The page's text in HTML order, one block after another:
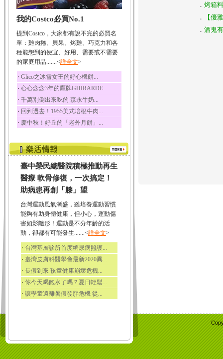
椰子
椰子含有糖類、脂肪、
荔枝
荔枝性質溫和所含的營
養素有醣類、檸檬酸...
五味子
五味子性質溫熱所含營
養成分有揮發油、檸...
草魚
草魚含有維生素A、維生
素C、及豐富的蛋白...
我的Costco必買No.1
提到Costco，大家都有說不完的必買名
單：雞肉捲、貝果、烤雞、巧克力和各
種能想到的便宜、好用、需要或不需要
的家庭用品.......<詳全文>
‧ Glico之冰雪女王的好心機餅...
‧ 心心念念3年的鷹牌GHIRARDE...
‧ 千萬別倒出來吃的 森永牛奶...
‧ 回到過去！1955美式培根牛肉...
‧ 慶中秋！好丘的「老外月餅」...
臺中榮民總醫院積極推動再生
醫療 軟骨修復，一次搞定！
助病患再創「膝」望
台灣運動風氣漸盛，雖培養運動習慣
能夠有助身體健康，但小心，運動傷
害如影隨形！運動是不分年齡的活
動，卻都有可能發生.......<詳全文>
‧ 台灣基層診所首度糖尿病照護...
‧ 臺灣皮膚科醫學會最新2020異...
‧ 長假到來 孩童健康崩壞危機...
‧ 你今天喝飽水了嗎？夏日輕鬆...
‧ 讓學童遠離暑假發胖危機 從...
． 烤箱
．
【優
． 酒鬼